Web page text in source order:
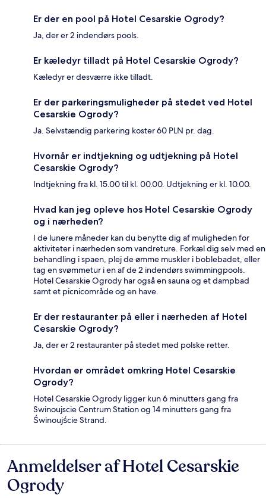
Er der en pool på Hotel Cesarskie Ogrody?
Ja, der er 2 indendørs pools.
Er kæledyr tilladt på Hotel Cesarskie Ogrody?
Kæledyr er desværre ikke tilladt.
Er der parkeringsmuligheder på stedet ved Hotel
Cesarskie Ogrody?
Ja. Selvstændig parkering koster 60 PLN pr. dag.
Hvornår er indtjekning og udtjekning på Hotel
Cesarskie Ogrody?
Indtjekning fra kl. 15.00 til kl. 00.00. Udtjekning er kl. 10.00.
Hvad kan jeg opleve hos Hotel Cesarskie Ogrody
og i nærheden?
I de lunere måneder kan du benytte dig af muligheden for
aktiviteter i nærheden som vandreture. Forkæl dig selv med en
behandling i spaen, plej de ømme muskler i boblebadet, eller
tag en svømmetur i en af de 2 indendørs swimmingpools.
Hotel Cesarskie Ogrody har også en sauna og et dampbad
samt et picnicområde og en have.
Er der restauranter på eller i nærheden af Hotel
Cesarskie Ogrody?
Ja, der er 2 restauranter på stedet med polske retter.
Hvordan er området omkring Hotel Cesarskie
Ogrody?
Hotel Cesarskie Ogrody ligger kun 6 minutters gang fra
Swinoujscie Centrum Station og 14 minutters gang fra
Świnoujście Strand.
Anmeldelser
Anmeldelser af Hotel Cesarskie
Ogrody